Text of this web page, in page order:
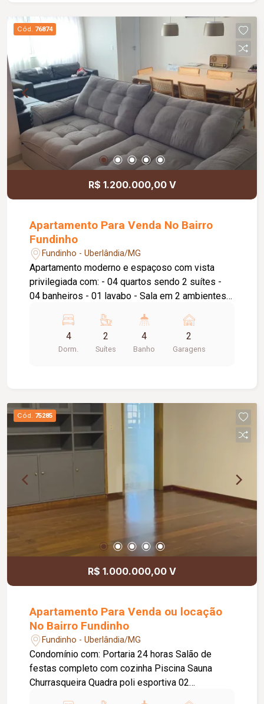
área gourmet com churrasqueira e piscina
aquecida - academia - coworking.
Cód. 76874
R$ 1.200.000,00 V
Apartamento Para Venda No Bairro
Fundinho
Fundinho - Uberlândia/MG
Apartamento moderno e espaçoso com vista
privilegiada com: - 04 quartos sendo 2 suítes -
04 banheiros - 01 lavabo - Sala em 2 ambientes -
serviço ampla - Garagem para 2 carros livres
4
Dorm.
2
Suítes
4
Banho
2
Garagens
Cód. 75285
R$ 1.000.000,00 V
Apartamento Para Venda ou locação
No Bairro Fundinho
Fundinho - Uberlândia/MG
Condomínio com: Portaria 24 horas Salão de
festas completo com cozinha Piscina Sauna
Churrasqueira Quadra poli esportiva 02